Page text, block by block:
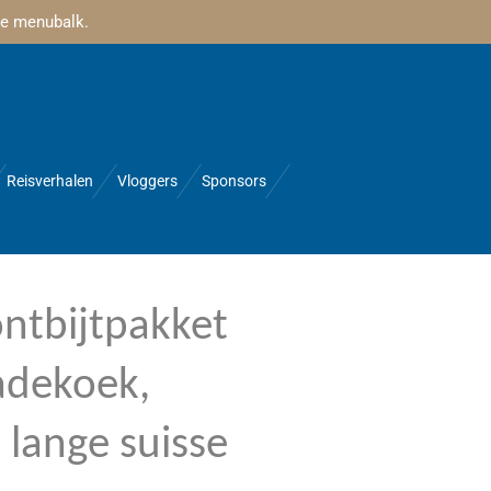
menubalk.
Reisverhalen Vloggers Sponsors
suisse